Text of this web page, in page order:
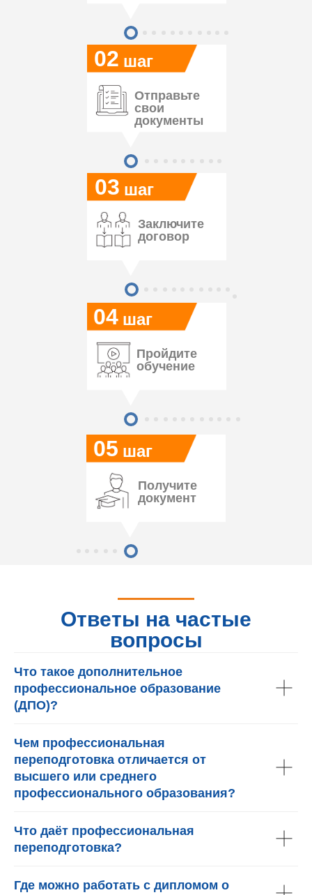
05
04
03
02 шаг
шаг
шаг
шаг
Отправьте
свои
документы
Заключите
договор
Пройдите
обучение
Получите
документ
Ответы на частые
вопросы
Что такое дополнительное
профессиональное образование
(ДПО)?
Чем профессиональная
переподготовка отличается от
высшего или среднего
профессионального образования?
Что даёт профессиональная
переподготовка?
Где можно работать с дипломом о